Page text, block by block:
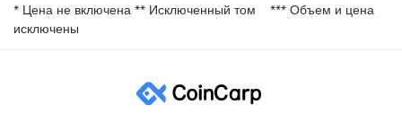
* Цена не включена ** Исключенный том
*** Объем и цена
исключены